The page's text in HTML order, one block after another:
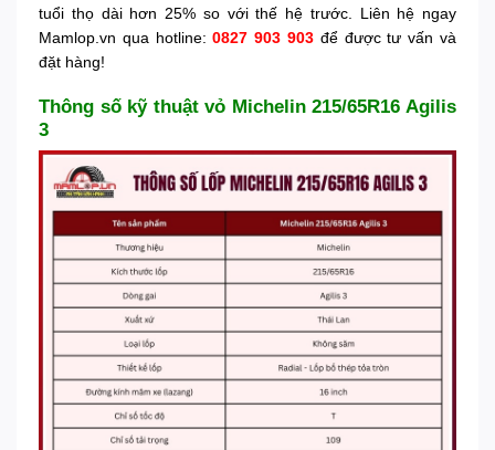
tuổi thọ dài hơn 25% so với thế hệ trước. Liên hệ ngay
Mamlop.vn qua hotline:0827 903 903 để được tư vấn và
đặt hàng!
Thông số kỹ thuật vỏ Michelin 215/65R16 Agilis
3